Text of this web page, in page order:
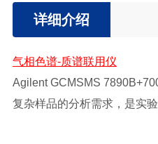
详细介绍
气相色谱-质谱联用仪
Agilent GCMSMS
复杂样品的分析需求，是实